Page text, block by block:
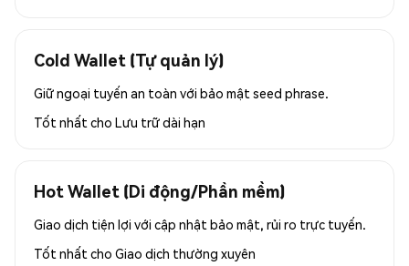
Cold Wallet (Tự quản lý)
Giữ ngoại tuyến an toàn với bảo mật seed phrase.
Tốt nhất cho Lưu trữ dài hạn
Hot Wallet (Di động/Phần mềm)
Giao dịch tiện lợi với cập nhật bảo mật, rủi ro trực tuyến.
Tốt nhất cho Giao dịch thường xuyên